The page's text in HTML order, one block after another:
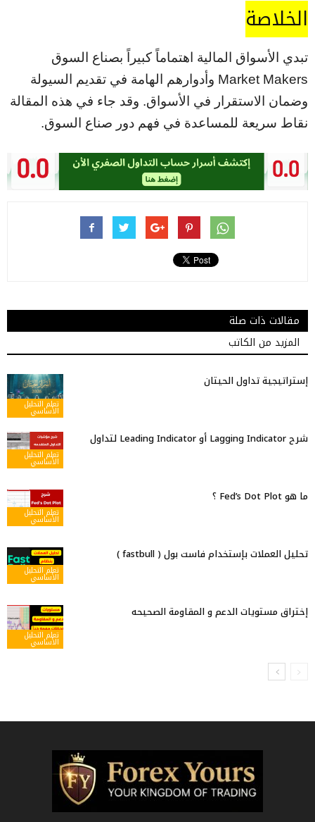
الخلاصة
تبدي الأسواق المالية اهتماماً كبيراً بصناع السوق
Market Makers وأدوارهم الهامة في تقديم السيولة
وضمان الاستقرار في الأسواق. وقد جاء في هذه المقالة
نقاط سريعة للمساعدة في فهم دور صناع السوق.
مقالات ذات صلة
المزيد من الكاتب
تعلم التحليل
الأساسي
إستراتيجية تداول الحيتان
تعلم التحليل
الأساسي
شرح Lagging Indicator أو Leading Indicator لتداول
تعلم التحليل
الأساسي
ما هو Fed’s Dot Plot ؟
تعلم التحليل
الأساسي
تحليل العملات بإستخدام فاست بول ( fastbull )
تعلم التحليل
الأساسي
إختراق مستويات الدعم و المقاومة الصحيحه